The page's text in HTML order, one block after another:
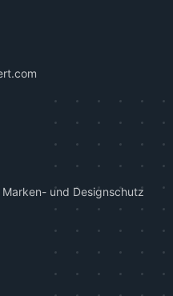
und Designschutz